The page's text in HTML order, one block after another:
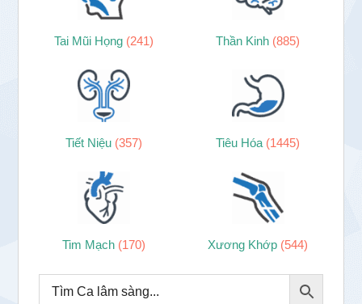
Tai Mũi Họng (241) Thần Kinh (885)
Tiết Niệu (357) Tiêu Hóa (1445)
Tim Mạch (170) Xương Khớp (544)